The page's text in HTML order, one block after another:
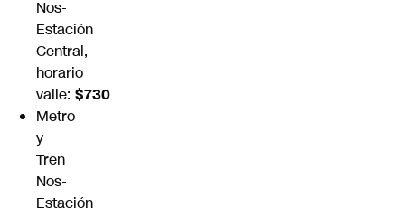
Nos-
Estación
Central,
horario
valle: $730
Metro
y
Tren
Nos-
Estación